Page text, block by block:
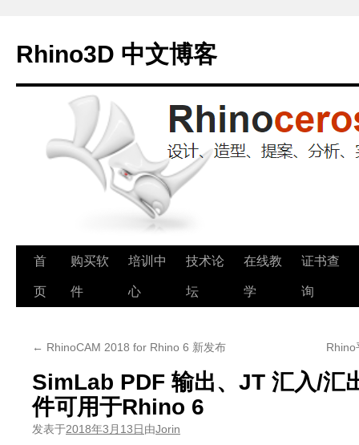
Rhino3D 中文博客
跳
至
首
页
购买软
件
培训中
心
技术论
坛
在线教
学
证书查
询
← RhinoCAM 2018 for Rhino 6 新发布
SimLab PDF 输出、JT 汇入/汇
件可用于Rhino 6
发表于2018年3月13日由Jorin